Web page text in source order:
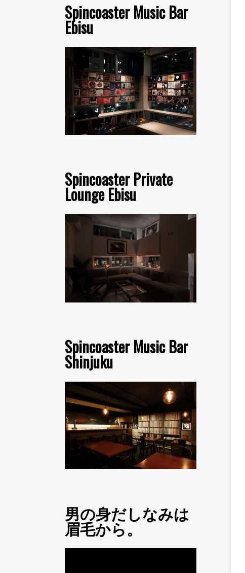
Spincoaster Music Bar
Ebisu
Spincoaster Private
Lounge Ebisu
Spincoaster Music Bar
Shinjuku
男の身だしなみは
眉毛から。